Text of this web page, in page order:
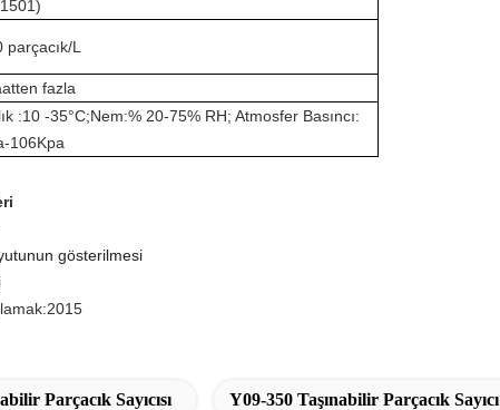
parçacık/L
fazla
:10 -35°C;Nem:% 20-75% RH; Atmosfer Basıncı:
106Kpa
gösterilmesi
Parçacık Sayıcısı Y09-350 Taşınabilir Parçacık Sayıcı